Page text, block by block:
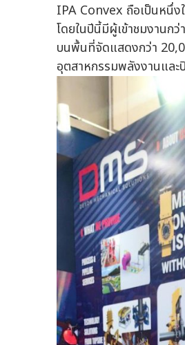
IPA Convex ถือเป็นหนึ่ง
โดยในปีนี้มีผู้เข้าชมงานก
บนพื้นที่จัดแสดงกว่า
อุตสาหกรรมพลังงานและ